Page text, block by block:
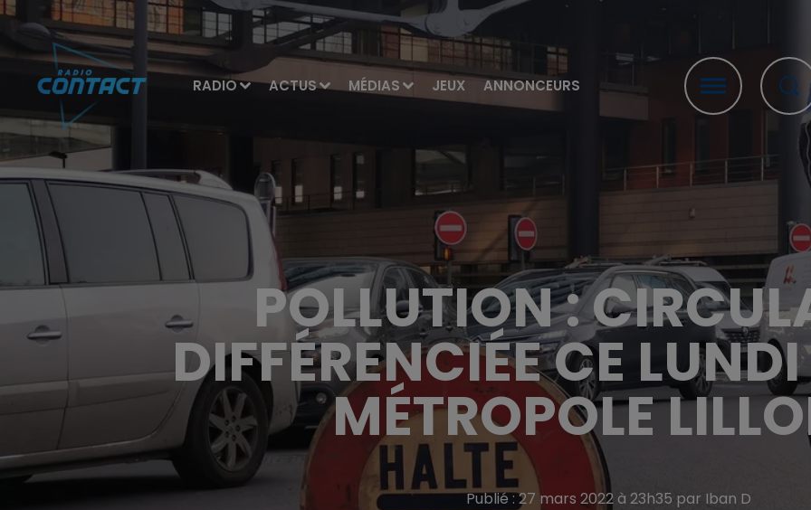
RADIO ACTUS MÉDIAS JEUX ANNONCEURS
POLLUTION :
DIFFÉRENCIÉE CE
MÉTROPOLE
Publié : 27 mars 2022 à 23h35 par Iban D